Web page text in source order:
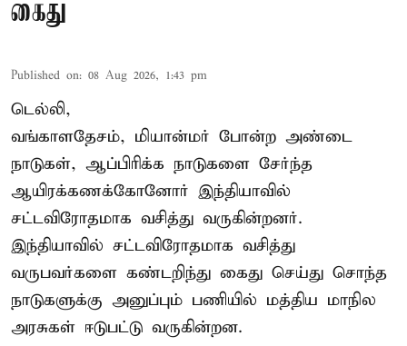
கைது
Published on: 08 Aug 2026, 1:43 pm
டெல்லி,
வங்காளதேசம், மியான்மர் போன்ற அண்டை
நாடுகள், ஆப்பிரிக்க நாடுகளை சேர்ந்த
ஆயிரக்கணக்கோனோர் இந்தியாவில்
சட்டவிரோதமாக வசித்து வருகின்றனர்.
இந்தியாவில் சட்டவிரோதமாக வசித்து
வருபவர்களை கண்டறிந்து கைது செய்து சொந்த
நாடுகளுக்கு அனுப்பும் பணியில் மத்திய மாநில
அரசுகள் ஈடுபட்டு வருகின்றன.